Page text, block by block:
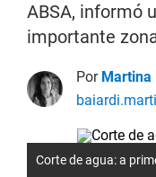
ABSA, informó
importante
Por Martina
Corte de agua: a